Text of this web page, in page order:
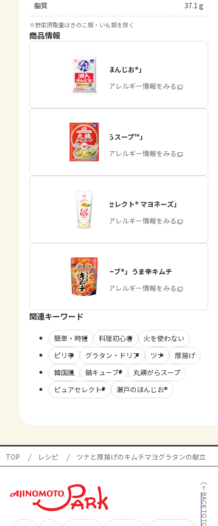
脂質 37.1 g
※野菜摂取量はきのこ類・いも類を除く
商品情報
「瀬戸のほんじお®」
商品・アレルギー情報をみる
「丸鶏がらスープ™」
商品・アレルギー情報をみる
「ピュアセレクト® マヨネーズ」
商品・アレルギー情報をみる
「鍋キューブ®」うま辛キムチ
商品・アレルギー情報をみる
関連キーワード
簡単・時短 料理初心者
火を使わない
ピリ辛
グラタン・ドリア ツナ
厚揚げ
韓国風
鍋キューブ®
丸鶏がらスープ
ピュアセレクト®
瀬戸のほんじお®
TOP レシピ ツナと厚揚げのキムチマヨグラタンの献立
BACK TO TOP